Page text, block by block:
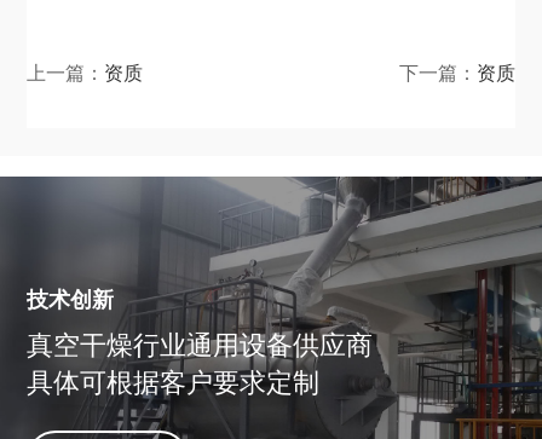
上一篇： 资质 下一篇： 资质
技术创新
真空干燥行业通用设备供应商
具体可根据客户要求定制